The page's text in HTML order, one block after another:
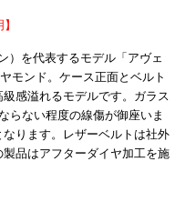
）を代表するモデル「アヴェ
モンド。ケース正面とベルト
感溢れるモデルです。ガラス
らない程度の線傷が御座いま
ります。レザーベルトは社外
品はアフターダイヤ加工を施